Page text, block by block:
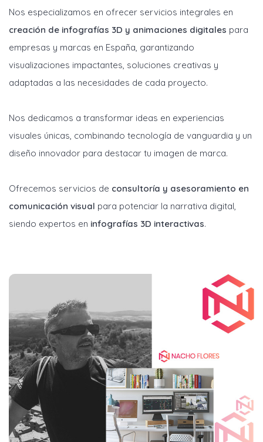
Nos especializamos en ofrecer servicios integrales en
creación de infografías 3D y animaciones digitales para
empresas y marcas en España, garantizando
visualizaciones impactantes, soluciones creativas y
adaptadas a las necesidades de cada proyecto.
Nos dedicamos a transformar ideas en experiencias
visuales únicas, combinando tecnología de vanguardia y un
diseño innovador para destacar tu imagen de marca.
Ofrecemos servicios de consultoría y asesoramiento en
comunicación visual para potenciar la narrativa digital,
siendo expertos en infografías 3D interactivas.